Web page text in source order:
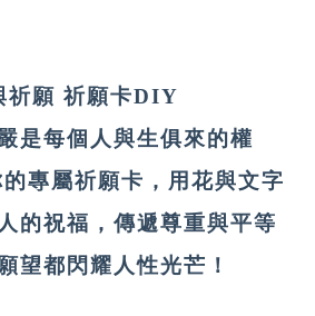
祈願 祈願卡DIY
是每個人與生俱來的權
專屬祈願卡，用花與文字
的祝福，傳遞尊重與平等
望都閃耀人性光芒！